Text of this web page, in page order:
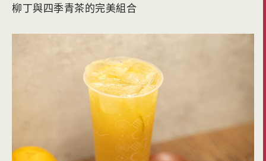
柳丁與四季青茶的完美組合